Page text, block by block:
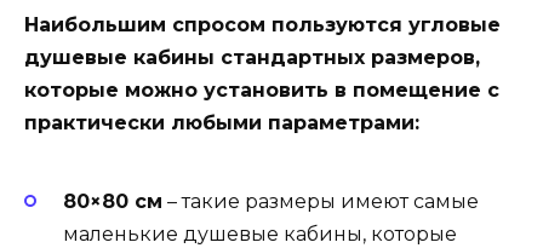
Наибольшим спросом пользуются угловые
душевые кабины стандартных размеров,
которые можно установить в помещение с
практически любыми параметрами:
80×80 см – такие размеры имеют самые
маленькие душевые кабины, которые